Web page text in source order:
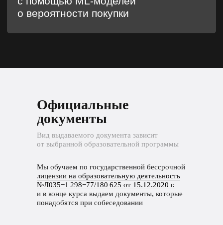
Вид выдаваемого документа зависит
от выбранной образовательной программы
Официальные
документы
Мы обучаем по государственной бессрочной
лицензии на образовательную деятельность
№Л035−1 298−77/180 625 от 15.12.2020 г.
и в конце курса выдаем документы, которые
понадобятся при собеседовании